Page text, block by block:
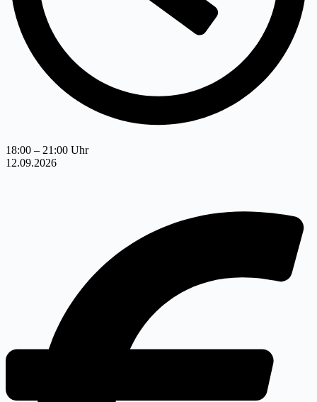
18:00 – 21:00 Uhr
12.09.2026